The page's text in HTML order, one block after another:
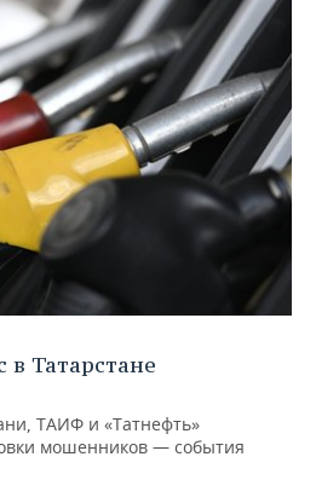
Татарстане
ТАИФ и «Татнефть»
мошенников — события